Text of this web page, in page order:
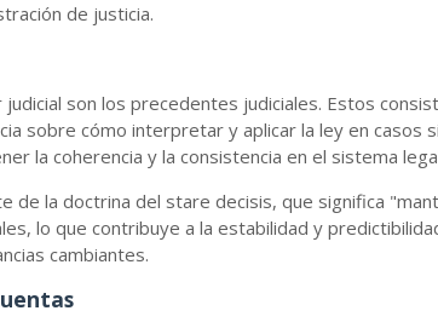
de justicia.
son los precedentes judiciales. Estos
sobre cómo interpretar y aplicar la ley en casos
la coherencia y la consistencia en el sistema
de la doctrina del stare decisis, que significa
lo que contribuye a la estabilidad y
cambiantes.